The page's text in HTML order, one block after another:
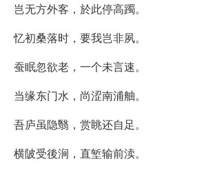
岂无方外客，於此停高躅。
忆初桑落时，要我岂非夙。
蚕眠忽欲老，一个未言速。
当缘东门水，尚涩南浦舳。
吾庐虽隐翳，赏眺还自足。
横陂受後涧，直堑输前渎。